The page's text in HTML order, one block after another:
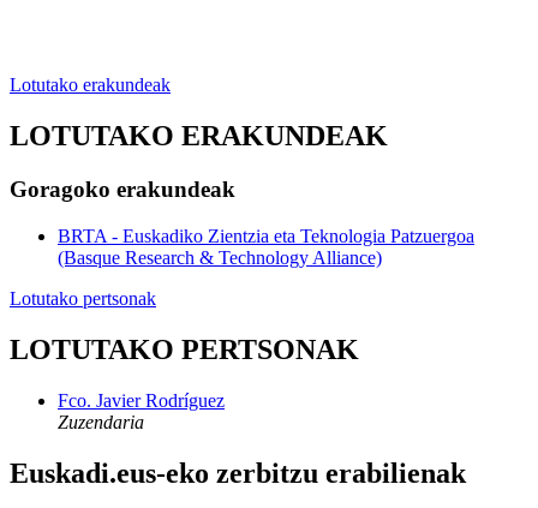
Lotutako erakundeak
LOTUTAKO ERAKUNDEAK
Goragoko erakundeak
BRTA - Euskadiko Zientzia eta Teknologia Patzuergoa
(Basque Research & Technology Alliance)
Lotutako pertsonak
LOTUTAKO PERTSONAK
Fco. Javier Rodríguez
Zuzendaria
Euskadi.eus-eko zerbitzu erabilienak